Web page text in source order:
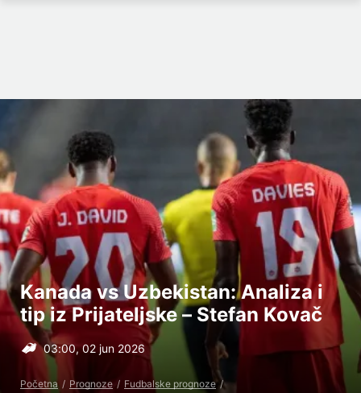
Kanada vs Uzbekistan: Analiza i
tip iz Prijateljske – Stefan Kovač
03:00, 02 jun 2026
Početna Prognoze
Fudbalske prognoze